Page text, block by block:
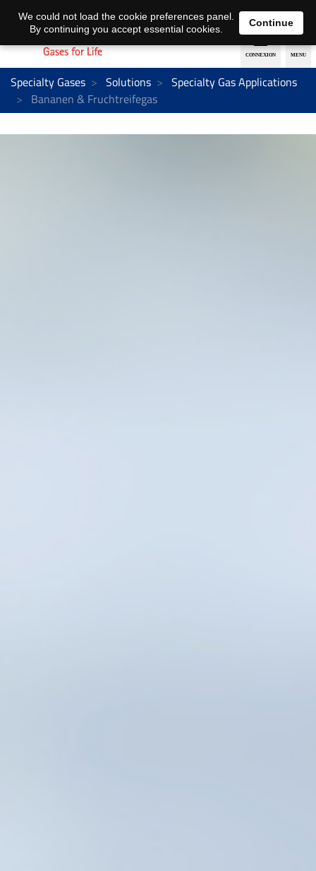
EN DE
Specialty Gases Solutions
Specialty Gas Applications
Bananen & Fruchtreifegas
We could not load the cookie preferences panel.
By continuing you accept essential cookies.
Continue